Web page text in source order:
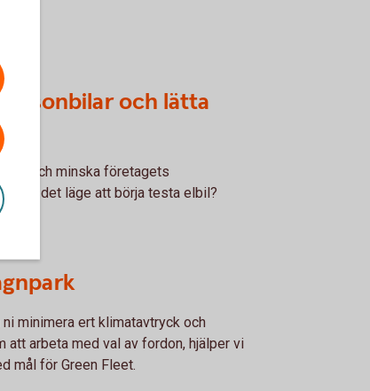
och lätta
om och minska företagets
är det läge att börja testa elbil?
minimera ert klimatavtryck och
att arbeta med val av fordon, hjälper vi
mål för Green Fleet.